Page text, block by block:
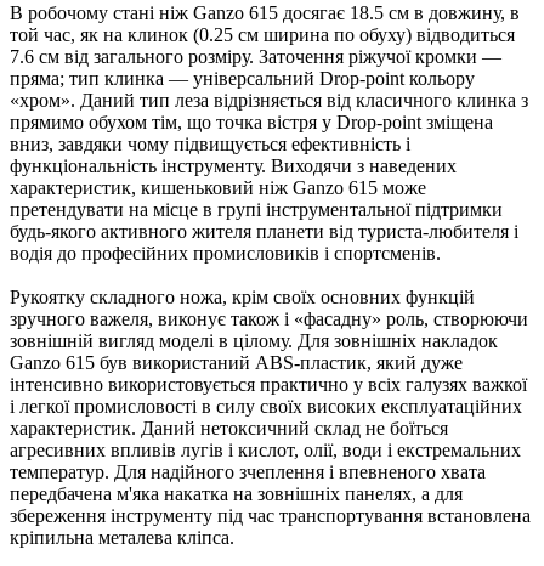
В робочому стані ніж Ganzo 615 досягає 18.5 см в довжину, в
той час, як на клинок (0.25 см ширина по обуху) відводиться
7.6 см від загального розміру. Заточення ріжучої кромки —
пряма; тип клинка — універсальний Drop-point кольору
«хром». Даний тип леза відрізняється від класичного клинка з
прямимо обухом тім, що точка вістря у Drop-point зміщена
вниз, завдяки чому підвищується ефективність і
функціональність інструменту. Виходячи з наведених
характеристик, кишеньковий ніж Ganzo 615 може
претендувати на місце в групі інструментальної підтримки
будь-якого активного жителя планети від туриста-любителя і
водія до професійних промисловиків і спортсменів.
Рукоятку складного ножа, крім своїх основних функцій
зручного важеля, виконує також і «фасадну» роль, створюючи
зовнішній вигляд моделі в цілому. Для зовнішніх накладок
Ganzo 615 був використаний ABS-пластик, який дуже
інтенсивно використовується практично у всіх галузях важкої
і легкої промисловості в силу своїх високих експлуатаційних
характеристик. Даний нетоксичний склад не боїться
агресивних впливів лугів і кислот, олії, води і екстремальних
температур. Для надійного зчеплення і впевненого хвата
передбачена м'яка накатка на зовнішніх панелях, а для
збереження інструменту під час транспортування встановлена
кріпильна металева кліпса.